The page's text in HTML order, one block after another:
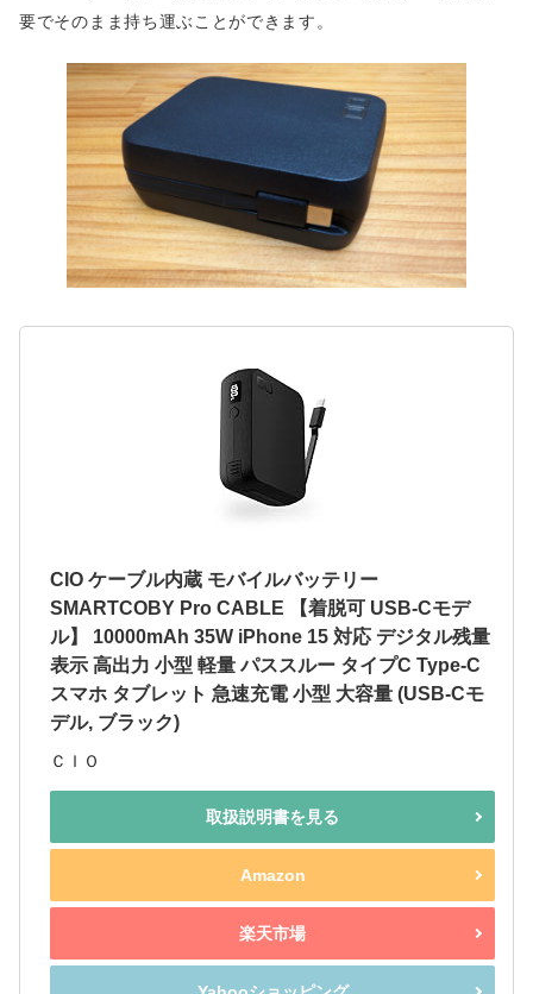
要でそのまま持ち運ぶことができます。
CIO ケーブル内蔵 モバイルバッテリー
SMARTCOBY Pro CABLE 【着脱可 USB-Cモデ
ル】 10000mAh 35W iPhone 15 対応 デジタル残量
表示 高出力 小型 軽量 パススルー タイプC Type-C
スマホ タブレット 急速充電 小型 大容量 (USB-Cモ
デル, ブラック)
ＣＩＯ
取扱説明書を見る
Amazon
楽天市場